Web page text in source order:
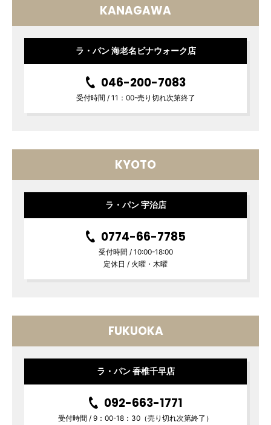
KANAGAWA
ラ・パン 海老名ビナウォーク店
046-200-7083
受付時間 / 11：00-売り切れ次第終了
KYOTO
ラ・パン 宇治店
0774-66-7785
受付時間 / 10:00-18:00
定休日 / 火曜・木曜
FUKUOKA
ラ・パン 香椎千早店
092-663-1771
受付時間 / 9：00-18：30（売り切れ次第終了）